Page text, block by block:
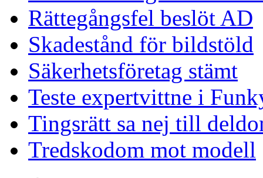
Rättegångsfel beslöt AD
Skadestånd för bildstöld
Säkerhetsföretag stämt
Teste expertvittne i
Tingsrätt sa nej till
Tredskodom mot modell